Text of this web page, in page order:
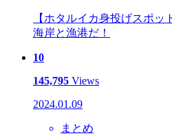
【ホタルイカ身投げスポッ
海岸と漁港だ！
10
145,795 Views
2024.01.09
まとめ